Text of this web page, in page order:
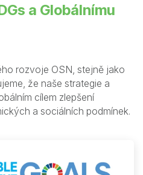
a Globálnímu
rozvoje OSN, stejně jako
že naše strategie a
cílem zlepšení
a sociálních podmínek.